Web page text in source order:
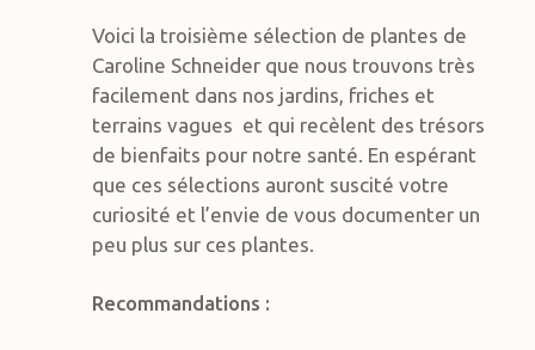
Voici la troisième sélection de plantes de
Caroline Schneider que nous trouvons très
facilement dans nos jardins, friches et
terrains vagues et qui recèlent des trésors
de bienfaits pour notre santé. En espérant
que ces sélections auront suscité votre
curiosité et l’envie de vous documenter un
peu plus sur ces plantes.
Recommandations :